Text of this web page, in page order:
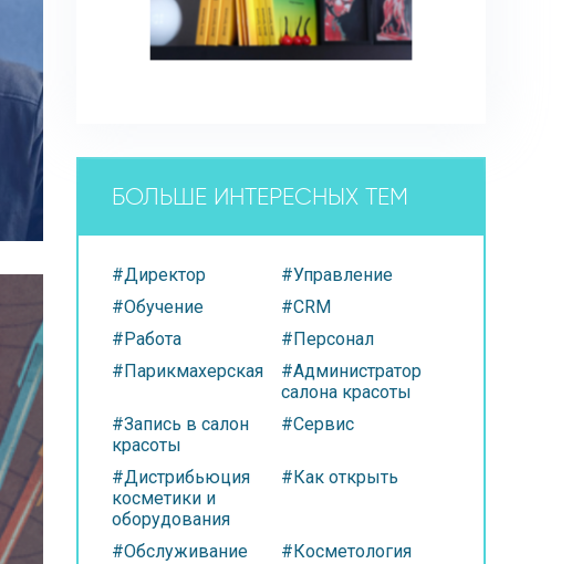
БОЛЬШЕ ИНТЕРЕСНЫХ ТЕМ
#Директор
#Управление
#Обучение
#CRM
#Работа
#Персонал
#Парикмахерская
#Администратор
салона красоты
#Запись в салон
красоты
#Сервис
#Дистрибьюция
косметики и
оборудования
#Как открыть
#Обслуживание
#Косметология